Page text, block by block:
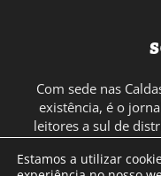
Com sede nas
existência, é o
leitores a sul de
em Portugal
Estamos a utilizar